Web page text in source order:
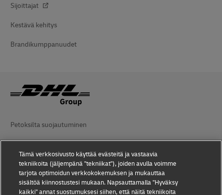
Sijoittajat
Kestävä kehitys
Brandikumppanuudet
Petoksilta suojautuminen
Käyttöehdot
Tietosuoja
Tämä verkkosivusto käyttää evästeitä ja vastaavia
tekniikoita (jäljempänä "tekniikat"), joiden avulla voimme
tarjota optimoidun verkkokokemuksen ja mukauttaa
sisältöä kiinnostustesi mukaan. Napsauttamalla "Hyväksy
kaikki" annat suostumuksesi siihen, että näitä tekniikoita